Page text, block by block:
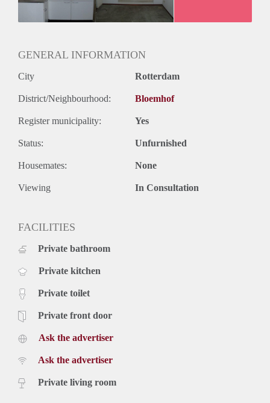
GENERAL INFORMATION
City Rotterdam
District/Neighbourhood: Bloemhof
Register municipality: Yes
Status: Unfurnished
Housemates: None
Viewing In Consultation
FACILITIES
Private bathroom
Private kitchen
Private toilet
Private front door
Ask the advertiser
Ask the advertiser
Private living room